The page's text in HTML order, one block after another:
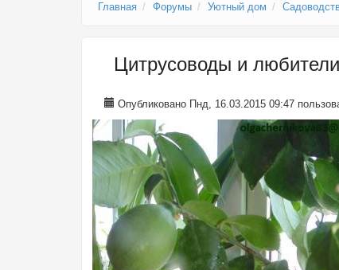
Главная Форумы Уютный дом
Цитрусоводы и
Опубликовано Пнд, 16.03.2015 09:47